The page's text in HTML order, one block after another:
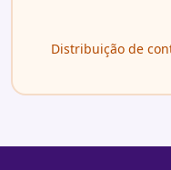
Distribuição de